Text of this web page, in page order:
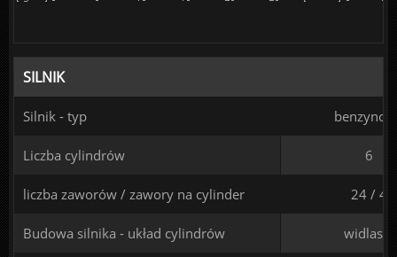
SILNIK
Silnik - typ
Liczba cylindrów 6
liczba zaworów / zawory na cylinder 24 / 4
Budowa silnika - układ cylindrów widlasty